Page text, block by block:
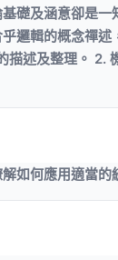
礎及涵意卻是一
邏輯的概念禪述
描述及整理。 2.
如何應用適當的